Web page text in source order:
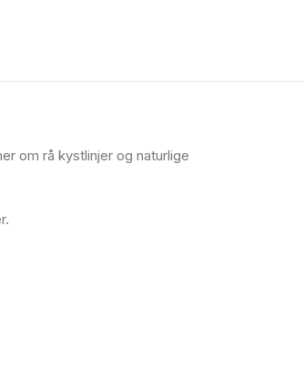
om rå kystlinjer og naturlige